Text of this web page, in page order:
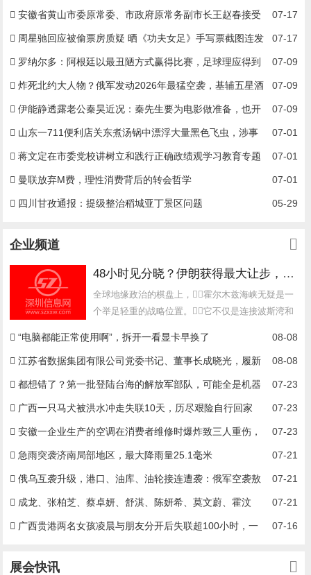
07-17
安徽省黄山市委原常委、市政府原常务副市长王赵春接受
纪律审查和监察调查 07-17
周星驰回应被偷票房质疑 晒《功夫女足》手写票截图连发
三个问号 07-09
罗纳尔多：阿根廷以最丑陋方式赢得比赛，足球理应得到
更好的对待 07-09
炸死北约大人物？俄军发动2026年最猛空袭，基辅五星酒
店陷入火海 07-09
伊能静透露老公秦昊近况：秦先生要为电影做准备，也开
始忙了 07-01
山东一711便利店关东煮汤锅中漂浮大量黑色飞虫，涉事
门店：因夜间周边关灯后店内灯光吸引飞虫进入，该锅食材已全部
废弃并清洗锅具
07-01
蒋文定在市委党校讲树立和践行正确政绩观学习教育专题
党课 07-01
曼联放弃M费，理性消费背后的转会哲学
05-29
四川甘孜通报：提级整治稻城亚丁景区问题
企业频道
48小时见分晓？伊朗获得最大让步，美媒：特朗普与美防长爆发争吵
全球地缘政治的棋盘上，霍尔木兹海峡无疑是一
个举足轻重的战略位置。它不仅是连接波斯湾和
08-08
“电脑都能正常使用啊”，拆开一看显卡早换了
08-08
江苏省数据集团有限公司党委书记、董事长成晓光，履新
徐州市委常委、副市长 07-23
都想错了？第一批登陆台海的解放军部队，可能全是机器
人 07-23
广西一只马犬被洪水冲走失联10天，历尽艰险自行回家
07-23
安徽一企业生产的空调在消费者维修时爆炸致三人重伤，
家属称电商闭店失联，厂家拒赔 07-21
急雨突袭济南局部地区，最大降雨量25.1毫米
07-21
俄乌互袭升级，港口、油库、油轮接连遭袭：俄军空袭敖
德萨军用设施，乌方超400架无人机突袭莫斯科 07-21
成龙、张柏芝、蔡卓妍、舒淇、陈妍希、莫文蔚、霍汶
希、严屹宽、此沙等艺人悼念谢贤 07-16
广西贵港两名女孩凌晨与朋友分开后失联超100小时，一
展会快讯